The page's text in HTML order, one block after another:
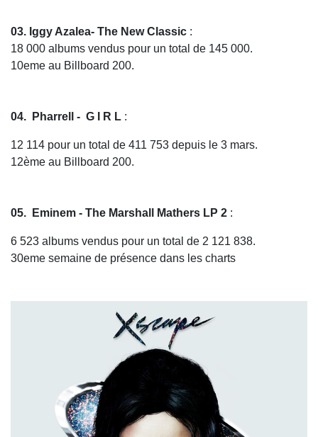
03. Iggy Azalea- The New Classic :
18 000 albums vendus pour un total de 145 000.
10eme au Billboard 200.
04. Pharrell - G I R L :
12 114 pour un total de 411 753 depuis le 3 mars.
12ème au Billboard 200.
05. Eminem - The Marshall Mathers LP 2 :
6 523 albums vendus pour un total de 2 121 838.
30eme semaine de présence dans les charts